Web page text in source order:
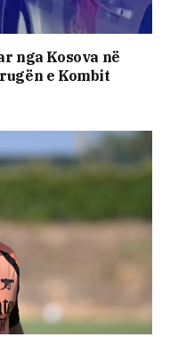
nga Kosova në
e Kombit